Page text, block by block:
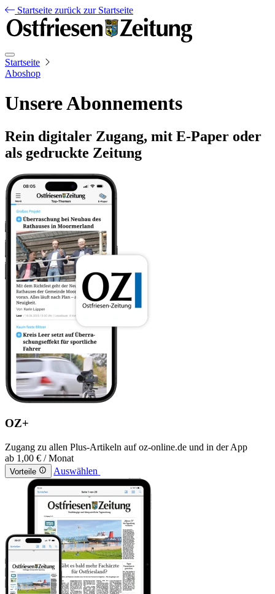
Startseite zurück zur Startseite
Startseite
Aboshop
Unsere Abonnements
Rein digitaler Zugang, mit E-Paper oder
als gedruckte Zeitung
OZ+
Zugang zu allen Plus-Artikeln auf oz-online.de und in der App
ab 1,00 € / Monat
Vorteile Auswählen